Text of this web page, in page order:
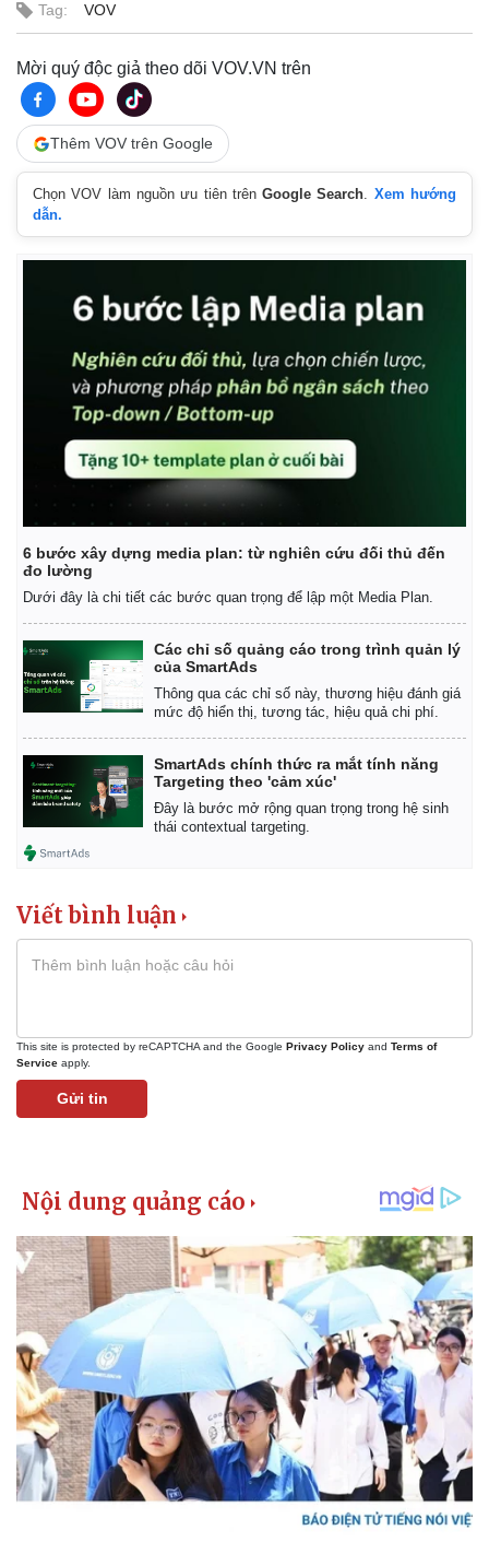
Thể thao
Lịch thi đấu bóng đá
Hậu trường
Tag: VOV
Mời quý độc giả theo dõi VOV.VN trên
Thêm VOV trên Google
Chọn VOV làm nguồn ưu tiên trênGoogle Search. Xem hướng
dẫn.
6 bước xây dựng media plan: từ nghiên cứu đối thủ đến
đo lường
Dưới đây là chi tiết các bước quan trọng để lập một Media Plan.
Các chỉ số quảng cáo trong trình quản lý
của SmartAds
Thông qua các chỉ số này, thương hiệu đánh giá
mức độ hiển thị, tương tác, hiệu quả chi phí.
SmartAds chính thức ra mắt tính năng
Targeting theo 'cảm xúc'
Đây là bước mở rộng quan trọng trong hệ sinh
thái contextual targeting.
Viết bình luận
This site is protected by reCAPTCHA and the Google Privacy Policy and Terms of
Service apply.
Gửi tin